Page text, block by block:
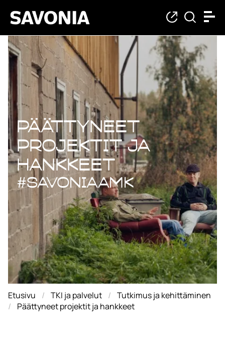
Päättyneet
Päättyneet
projektit ja
hankkeet
#savoniaAMK
Etusivu TKI ja palvelut
Tutkimus ja kehittäminen
Päättyneet projektit ja hankkeet